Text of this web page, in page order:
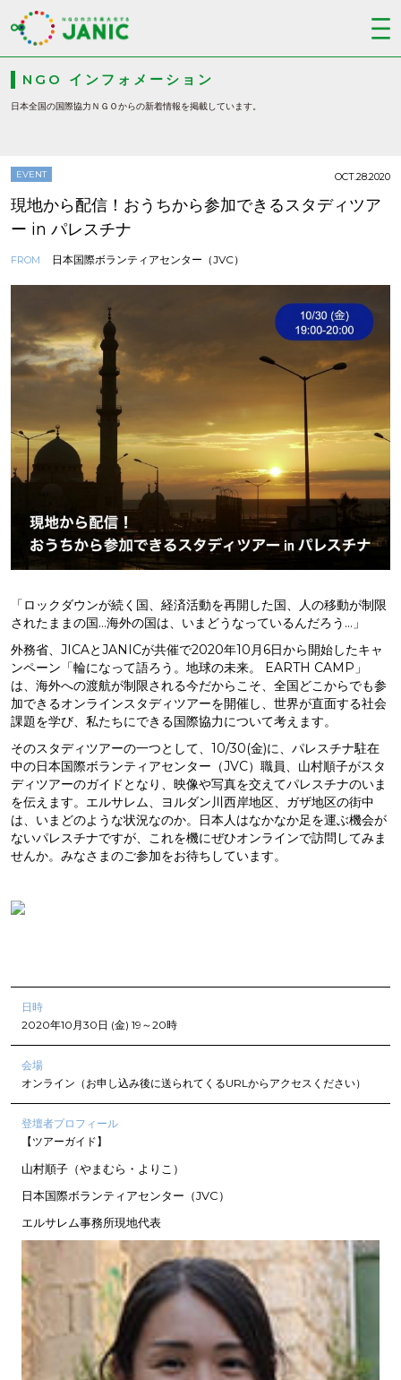
NGO インフォメーション
日本全国の国際協力ＮＧＯからの新着情報を掲載しています。
EVENT
現地から配信！おうちから参加できるスタディツア
ー in パレスチナ
FROM 日本国際ボランティアセンター（JVC）
OCT.28.2020
「ロックダウンが続く国、経済活動を再開した国、人の移動が制限
されたままの国…海外の国は、いまどうなっているんだろう…」
外務省、JICAとJANICが共催で2020年10月6日から開始したキャ
ンペーン「輪になって語ろう。地球の未来。 EARTH CAMP」
は、海外への渡航が制限される今だからこそ、全国どこからでも参
加できるオンラインスタディツアーを開催し、世界が直面する社会
課題を学び、私たちにできる国際協力について考えます。
そのスタディツアーの一つとして、10/30(金)に、パレスチナ駐在
中の日本国際ボランティアセンター（JVC）職員、山村順子がスタ
ディツアーのガイドとなり、映像や写真を交えてパレスチナのいま
を伝えます。エルサレム、ヨルダン川西岸地区、ガザ地区の街中
は、いまどのような状況なのか。日本人はなかなか足を運ぶ機会が
ないパレスチナですが、これを機にぜひオンラインで訪問してみま
せんか。みなさまのご参加をお待ちしています。
日時
2020年10月30日 (金) 19～20時
会場
オンライン（お申し込み後に送られてくるURLからアクセスください）
登壇者プロフィール
【ツアーガイド】
山村順子（やまむら・よりこ）
日本国際ボランティアセンター（JVC）
エルサレム事務所現地代表